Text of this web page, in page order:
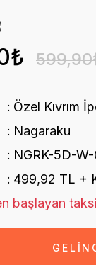
Özel Kıvrım
Nagaraku
NGRK-5D-
499,92 TL +
başlayan